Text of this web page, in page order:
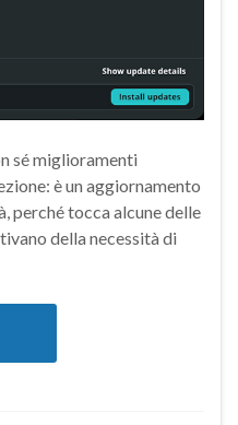
sé miglioramenti
è un aggiornamento
perché tocca alcune delle
della necessità di